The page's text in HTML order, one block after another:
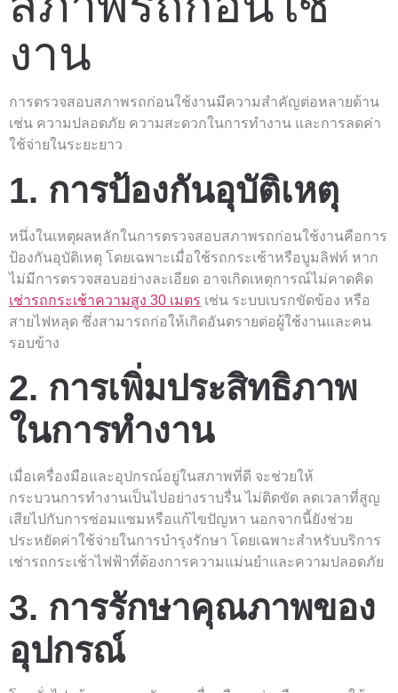
งาน
การตรวจสอบสภาพรถก่อนใช้งานมีความสำคัญต่อหลายด้าน
เช่น ความปลอดภัย ความสะดวกในการทำงาน และการลดค่า
ใช้จ่ายในระยะยาว
1. การป้องกันอุบัติเหตุ
หนึ่งในเหตุผลหลักในการตรวจสอบสภาพรถก่อนใช้งานคือการ
ป้องกันอุบัติเหตุ โดยเฉพาะเมื่อใช้รถกระเช้าหรือบูมลิฟท์ หาก
ไม่มีการตรวจสอบอย่างละเอียด อาจเกิดเหตุการณ์ไม่คาดคิด
เช่ารถกระเช้าความสูง 30 เมตร เช่น ระบบเบรกขัดข้อง หรือ
สายไฟหลุด ซึ่งสามารถก่อให้เกิดอันตรายต่อผู้ใช้งานและคน
รอบข้าง
2. การเพิ่มประสิทธิภาพ
ในการทำงาน
เมื่อเครื่องมือและอุปกรณ์อยู่ในสภาพที่ดี จะช่วยให้
กระบวนการทำงานเป็นไปอย่างราบรื่น ไม่ติดขัด ลดเวลาที่สูญ
เสียไปกับการซ่อมแซมหรือแก้ไขปัญหา นอกจากนี้ยังช่วย
ประหยัดค่าใช้จ่ายในการบำรุงรักษา โดยเฉพาะสำหรับบริการ
เช่ารถกระเช้าไฟฟ้าที่ต้องการความแม่นยำและความปลอดภัย
3. การรักษาคุณภาพของ
อุปกรณ์